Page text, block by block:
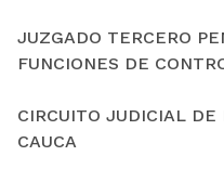
JUZGADO TERCERO
FUNCIONES DE
CIRCUITO JUDICIAL
CAUCA